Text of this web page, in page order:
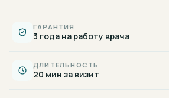
ГАРАНТИЯ
3 года на работу врача
ДЛИТЕЛЬНОСТЬ
20 мин за визит